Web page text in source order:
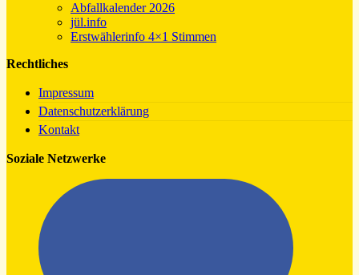
Abfallkalender 2026
jül.info
Erstwählerinfo 4×1 Stimmen
Rechtliches
Impressum
Datenschutzerklärung
Kontakt
Soziale Netzwerke